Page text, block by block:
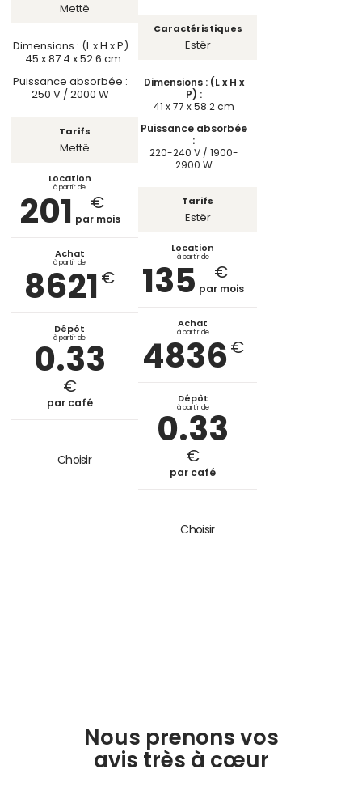
Mettë
Dimensions : (L x H x P)
: 45 x 87.4 x 52.6 cm
Puissance absorbée :
250 V / 2000 W
Tarifs
Mettë
Location
à partir de
201 €
par mois
Achat
à partir de
8621 €
Dépôt
à partir de
0.33
€
par café
Choisir
Caractéristiques
Estër
Dimensions : (L x H x
P) :
41 x 77 x 58.2 cm
Puissance absorbée
:
220-240 V / 1900-
2900 W
Tarifs
Estër
Location
à partir de
135 €
par mois
Achat
à partir de
4836€
Dépôt
à partir de
0.33
€
par café
Choisir
Nous prenons vos
avis très à cœur